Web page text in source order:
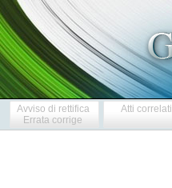
Avviso di rettifica
Errata corrige
Atti correlati